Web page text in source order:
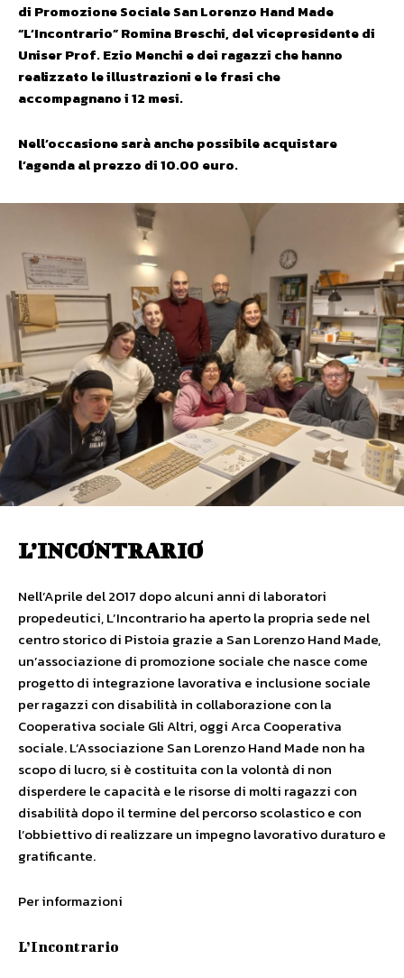
di Promozione Sociale San Lorenzo Hand Made
“L’Incontrario” Romina Breschi, del vicepresidente di
Uniser Prof. Ezio Menchi e dei ragazzi che hanno
realizzato le illustrazioni e le frasi che
accompagnano i 12 mesi.
Nell’occasione sarà anche possibile acquistare
l’agenda al prezzo di 10.00 euro.
L’INCONTRARIO
Nell’Aprile del 2017 dopo alcuni anni di laboratori
propedeutici, L’Incontrario ha aperto la propria sede nel
centro storico di Pistoia grazie a San Lorenzo Hand Made,
un’associazione di promozione sociale che nasce come
progetto di integrazione lavorativa e inclusione sociale
per ragazzi con disabilità in collaborazione con la
Cooperativa sociale Gli Altri, oggi Arca Cooperativa
sociale. L’Associazione San Lorenzo Hand Made non ha
scopo di lucro, si è costituita con la volontà di non
disperdere le capacità e le risorse di molti ragazzi con
disabilità dopo il termine del percorso scolastico e con
l’obbiettivo di realizzare un impegno lavorativo duraturo e
gratificante.
Per informazioni
L’Incontrario